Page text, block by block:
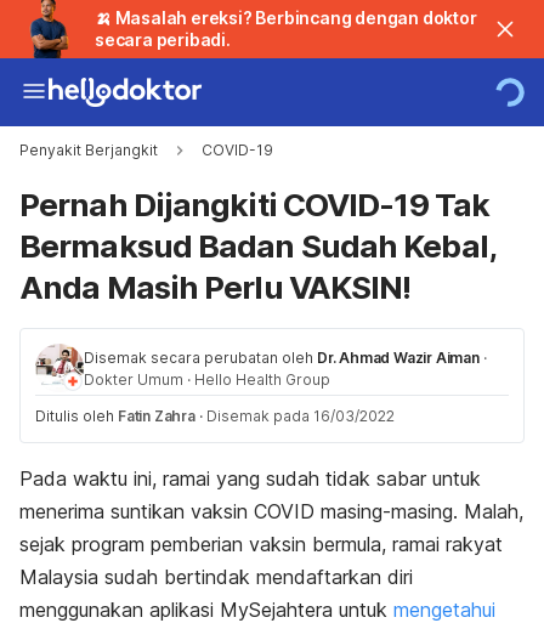
🍌 Masalah ereksi? Berbincang dengan doktor
secara peribadi.
Penyakit Berjangkit COVID-19
Pernah Dijangkiti COVID-19 Tak
Bermaksud Badan Sudah Kebal,
Anda Masih Perlu VAKSIN!
Disemak secara perubatan oleh Dr. Ahmad Wazir Aiman ·
Dokter Umum · Hello Health Group
Ditulis oleh Fatin Zahra · Disemak pada 16/03/2022
Pada waktu ini, ramai yang sudah tidak sabar untuk
menerima suntikan vaksin COVID masing-masing. Malah,
sejak program pemberian vaksin bermula, ramai rakyat
Malaysia sudah bertindak mendaftarkan diri
menggunakan aplikasi MySejahtera untuk mengetahui